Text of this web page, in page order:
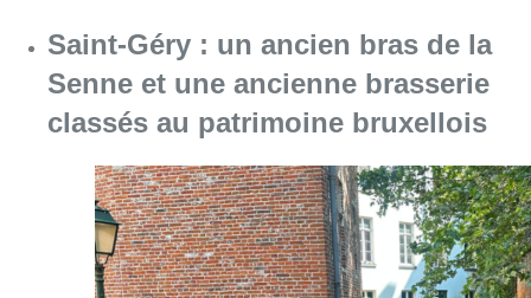
Saint-Géry : un ancien bras de la
Senne et une ancienne brasserie
classés au patrimoine bruxellois